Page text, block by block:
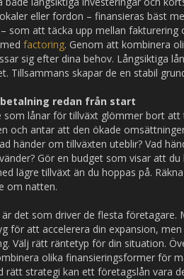
eller fordon – finansieras bäst
som att täcka upp mellan
factoring. Genom att kombinera
sig efter dina behov. Långsiktiga
Tillsammans skapar de en stabil
redan från start
som lånar för tillväxt glömmer bort att
och antar att den ökade
händer om tillväxten uteblir? Vad
Gör en budget som visar att
lägre tillväxt än du hoppas på.
om natten.
det som driver de flesta företagare.
för att accelerera din expansion,
Välj rätt räntetyp för din situation.
olika finansieringsformer för
rätt strategi kan ett företagslån vara